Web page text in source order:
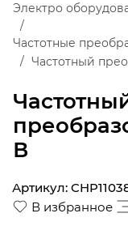
В
Электро
Частотные
Частотный
В избранное
Артикул: